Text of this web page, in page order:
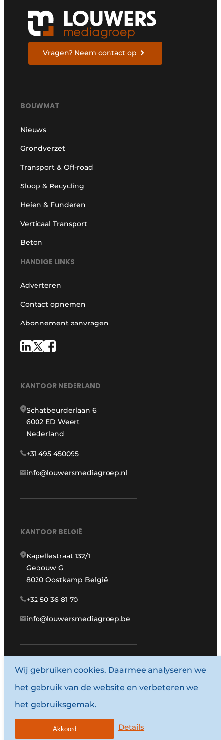
brandstoffen
Vragen? Neem contact op
BOUWMAT
Nieuws
Grondverzet
Transport & Off-road
Sloop & Recycling
Heien & Funderen
Verticaal Transport
Beton
HANDIGE LINKS
Adverteren
Contact opnemen
Abonnement aanvragen
KANTOOR NEDERLAND
Schatbeurderlaan 6
6002 ED Weert
Nederland
+31 495 450095
info@louwersmediagroep.nl
KANTOOR BELGIË
Kapellestraat 132/1
Gebouw G
8020 Oostkamp België
+32 50 36 81 70
info@louwersmediagroep.be
www.louwersmediagroep.com
© 1987 - 2026 Louwersmediagroep.
Algemene voorwaarden
Wij gebruiken cookies. Daarmee analyseren we
het gebruik van de website en verbeteren we
het gebruiksgemak.
Details
Akkoord